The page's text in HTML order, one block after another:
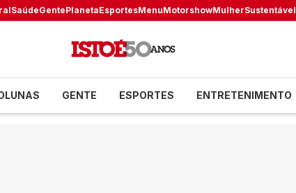
SaúdeGentePlanetaEsportesMenuMotorshowMulherSustentável
GENTE ESPORTES ENTRETENIMENTO